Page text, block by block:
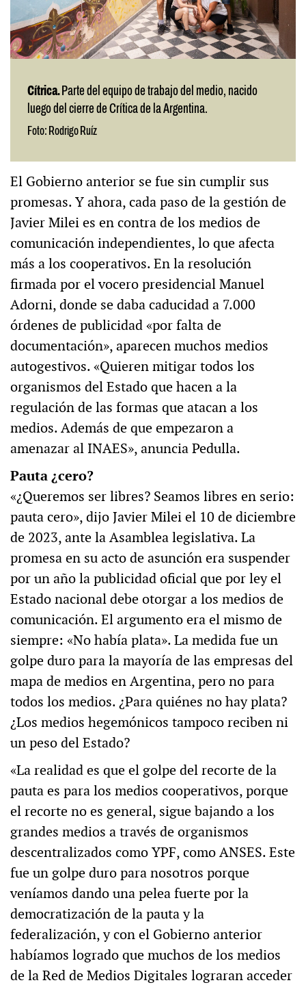
Cítrica. Parte del equipo de trabajo del medio, nacido
luego del cierre de Crítica de la Argentina.
Foto: Rodrigo Ruíz
El Gobierno anterior se fue sin cumplir sus
promesas. Y ahora, cada paso de la gestión de
Javier Milei es en contra de los medios de
comunicación independientes, lo que afecta
más a los cooperativos. En la resolución
firmada por el vocero presidencial Manuel
Adorni, donde se daba caducidad a 7.000
órdenes de publicidad «por falta de
documentación», aparecen muchos medios
autogestivos. «Quieren mitigar todos los
organismos del Estado que hacen a la
regulación de las formas que atacan a los
medios. Además de que empezaron a
amenazar al INAES», anuncia Pedulla.
Pauta ¿cero?
«¿Queremos ser libres? Seamos libres en serio:
pauta cero», dijo Javier Milei el 10 de diciembre
de 2023, ante la Asamblea legislativa. La
promesa en su acto de asunción era suspender
por un año la publicidad oficial que por ley el
Estado nacional debe otorgar a los medios de
comunicación. El argumento era el mismo de
siempre: «No había plata». La medida fue un
golpe duro para la mayoría de las empresas del
mapa de medios en Argentina, pero no para
todos los medios. ¿Para quiénes no hay plata?
¿Los medios hegemónicos tampoco reciben ni
un peso del Estado?
«La realidad es que el golpe del recorte de la
pauta es para los medios cooperativos, porque
el recorte no es general, sigue bajando a los
grandes medios a través de organismos
descentralizados como YPF, como ANSES. Este
fue un golpe duro para nosotros porque
veníamos dando una pelea fuerte por la
democratización de la pauta y la
federalización, y con el Gobierno anterior
habíamos logrado que muchos de los medios
de la Red de Medios Digitales lograran acceder